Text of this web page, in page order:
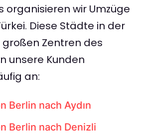
organisieren wir Umzüge
Diese Städte in der
Zentren des
unsere Kunden
an:
Berlin nach Aydın
Berlin nach Denizli